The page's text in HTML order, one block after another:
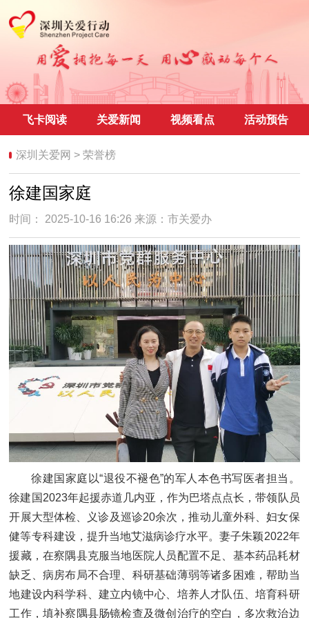
飞卡阅读 关爱新闻 视频看点 活动预告
深圳关爱网 >荣誉榜
徐建国家庭
时间： 2025-10-16 16:26 来源：市关爱办
徐建国家庭以“退役不褪色”的军人本色书写医者担当。
徐建国2023年起援赤道几内亚，作为巴塔点点长，带领队员
开展大型体检、义诊及巡诊20余次，推动儿童外科、妇女保
健等专科建设，提升当地艾滋病诊疗水平。妻子朱颖2022年
援藏，在察隅县克服当地医院人员配置不足、基本药品耗材
缺乏、病房布局不合理、科研基础薄弱等诸多困难，帮助当
地建设内科学科、建立内镜中心、培养人才队伍、培育科研
工作，填补察隅县肠镜检查及微创治疗的空白，多次救治边